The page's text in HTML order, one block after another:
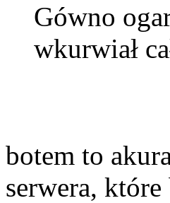
Gówno
wkurwiał
botem to
serwera,